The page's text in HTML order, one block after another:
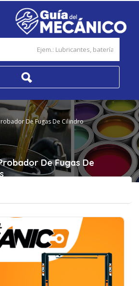
De Fugas De Cilindro
De Fugas De